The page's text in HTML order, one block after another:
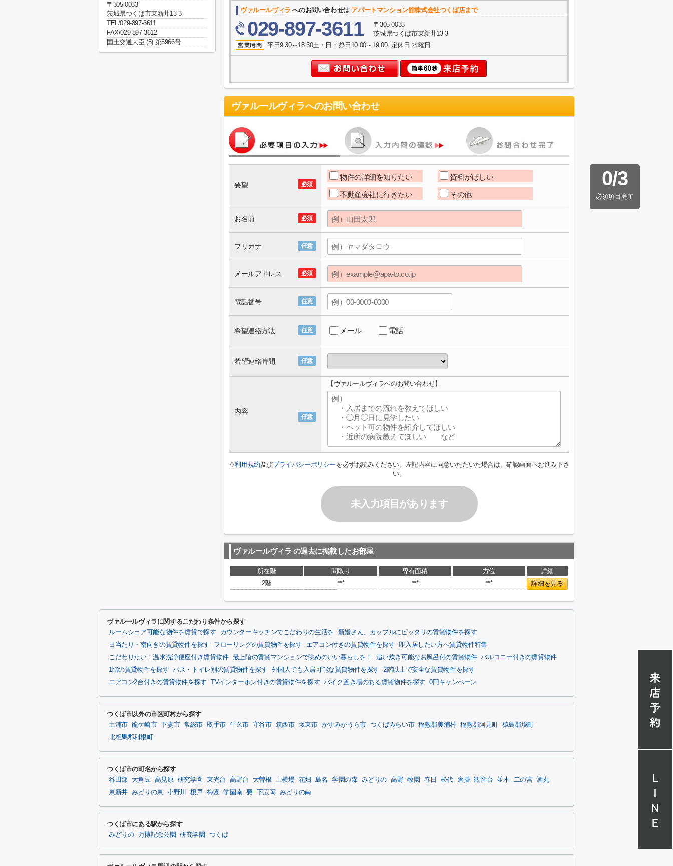
ヴァルールヴィラ へのお問い合わせは アパートマンション館株式会社つくば店まで
029-897-3611
〒305-0033
茨城県つくば市東新井13-3
平日9:30～18:30土・日・祭日10:00～19:00 定休日:水曜日
ヴァルールヴィラへのお問い合わせ
0/3
必須項目完了
必須
要望
物件の詳細を知りたい 資料がほしい
不動産会社に行きたい その他
必須
お名前
任意
フリガナ
必須
メールアドレス
任意
電話番号
任意
希望連絡方法 メール 電話
任意
希望連絡時間
任意
内容
【ヴァルールヴィラへのお問い合わせ】
※利用規約及びプライバシーポリシーを必ずお読みください。左記内容に同意いただいた場合は、確認画面へお進み下さ
い。
未入力項目があります
ヴァルールヴィラ の過去に掲載したお部屋
所在階 間取り 専有面積 方位
詳細
2階
*** *** *** 詳細を見る
〒305-0033
茨城県つくば市東新井13-3
TEL/029-897-3611
FAX/029-897-3612
国土交通大臣 (5) 第5966号
ヴァルールヴィラに関するこだわり条件から探す
ルームシェア可能な物件を賃貸で探す カウンターキッチンでこだわりの生活を
新婚さん、カップルにピッタリの賃貸物件を探す
日当たり・南向きの賃貸物件を探す
フローリングの賃貸物件を探す エアコン付きの賃貸物件を探す
即入居したい方へ賃貸物件特集
こだわりたい！温水洗浄便座付き賃貸物件 最上階の賃貸マンションで眺めのいい暮らしを！ 追い炊き可能なお風呂付の賃貸物件 バルコニー付きの賃貸物件
1階の賃貸物件を探す バス・トイレ別の賃貸物件を探す 外国人でも入居可能な賃貸物件を探す
2階以上で安全な賃貸物件を探す
エアコン2台付きの賃貸物件を探す
TVインターホン付きの賃貸物件を探す バイク置き場のある賃貸物件を探す 0円キャンペーン
つくば市以外の市区町村から探す
土浦市 龍ケ崎市 下妻市 常総市 取手市 牛久市 守谷市 筑西市 坂東市 かすみがうら市 つくばみらい市 稲敷郡美浦村 稲敷郡阿見町
猿島郡境町
北相馬郡利根町
つくば市の町名から探す
谷田部 大角豆 高見原 研究学園 東光台 高野台 大曽根 上横場 花畑 島名 学園の森 みどりの 高野 牧園 春日 松代 倉掛 観音台 並木 二の宮 酒丸
東新井 みどりの東 小野川 榎戸 梅園 学園南 要 下広岡 みどりの南
つくば市にある駅から探す
みどりの 万博記念公園 研究学園 つくば